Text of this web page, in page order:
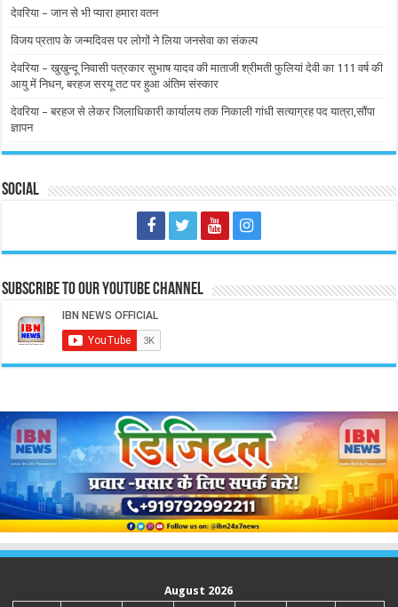
देवरिया – जान से भी प्यारा हमारा वतन
विजय प्रताप के जन्मदिवस पर लोगों ने लिया जनसेवा का संकल्प
देवरिया – खुखुन्दू निवासी पत्रकार सुभाष यादव की माताजी श्रीमती फुलियां देवी का 111 वर्ष की
आयु में निधन, बरहज सरयू तट पर हुआ अंतिम संस्कार
देवरिया – बरहज से लेकर जिलाधिकारी कार्यालय तक निकाली गांधी सत्याग्रह पद यात्रा,सौंपा
ज्ञापन
Social
Subscribe to our Youtube Channel
August 2026